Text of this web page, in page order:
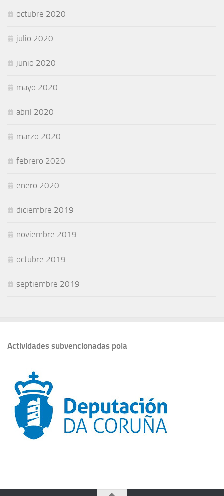
octubre 2020
julio 2020
junio 2020
mayo 2020
abril 2020
marzo 2020
febrero 2020
enero 2020
diciembre 2019
noviembre 2019
octubre 2019
septiembre 2019
Actividades subvencionadas pola